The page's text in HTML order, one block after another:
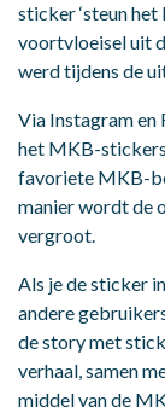
sticker ‘steun
voortvloeisel uit
werd tijdens de
Via Instagram en
het MKB-
favoriete MKB-
manier wordt de
vergroot.
Als je de sticker
andere
de story met
verhaal, samen
middel van de